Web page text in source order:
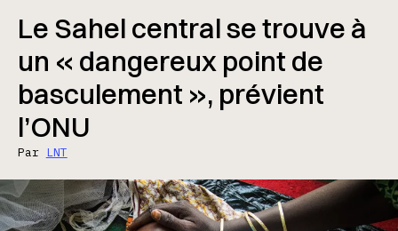
Le Sahel central se trouve à
un « dangereux point de
basculement », prévient
l’ONU
Par LNT